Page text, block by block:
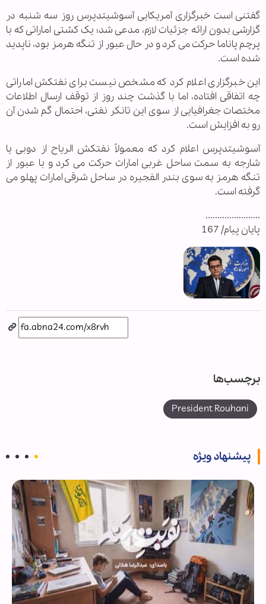
گفتنی است خبرگزاری آمریکایی آسوشیتدپرس روز سه شنبه در
گزارشی بدون ارائه جزئیات لازم، مدعی شد؛ یک کشتی اماراتی که با
پرچم پاناما حرکت می کرد و در حال عبور از تنگه هرمز بود، ناپدید
شده است.
این خبرگزاری اعلام کرد که مشخص نیست برای نفتکش اماراتی
چه اتفاقی افتاده، اما با گذشت چند روز از توقف ارسال اطلاعات
مختصات جغرافیایی از سوی این تانکر نفتی، احتمال گم شدن آن
رو به افزایش است.
آسوشیتدپرس اعلام کرد که معمولاً نفتکش الریاح از دوبی یا
شارجه به سمت ساحل غربی امارات حرکت می کرد و با عبور از
تنگه هرمز به سوی بندر الفجیره در ساحل شرقی امارات پهلو می
گرفته است.
.......................
پایان پیام/ 167
برچسب‌ها
President Rouhani
پیشنهاد ویژه